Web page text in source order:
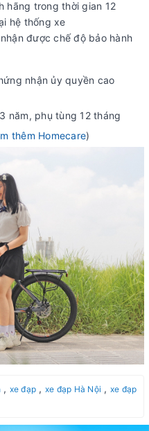
hãng trong thời gian 12
hệ thống xe
được chế độ bảo hành
nhận ủy quyền cao
năm, phụ tùng 12 tháng
thêm Homecare)
, xe đạp , xe đạp Hà Nội , xe đạp